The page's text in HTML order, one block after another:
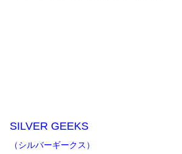
SILVER GEEKS
（シルバーギークス）